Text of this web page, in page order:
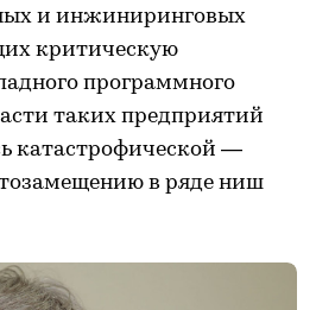
и инжиниринговых
критическую
программного
таких предприятий
катастрофической —
в ряде ниш